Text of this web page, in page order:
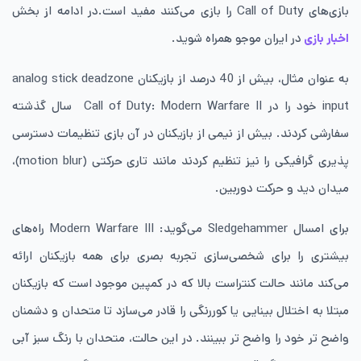
بازی‌های Call of Duty را بازی می‌کنند مفید است.در ادامه از بخش
اخبار بازی در ایران موجو همراه شوید.
به عنوان مثال، بیش از 40 درصد از بازیکنان analog stick deadzone
input خود را در Call of Duty: Modern Warfare II سال گذشته
سفارشی کردند. بیش از نیمی از بازیکنان در آن بازی تنظیمات دسترسی
پذیری گرافیکی را نیز تنظیم کردند مانند تاری حرکتی (motion blur)،
میدان دید و حرکت دوربین.
برای امسال Sledgehammer می‌گوید: Modern Warfare III راه‌های
بیشتری را برای شخصی‌سازی تجربه بصری برای همه بازیکنان ارائه
می‌کند مانند حالت کنتراست بالا که در کمپین موجود است که بازیکنان
مبتلا به اختلال بینایی یا کوررنگی را قادر می‌سازد تا متحدان و دشمنان
واضح تر خود را واضح تر ببینند. در این حالت، متحدان با رنگ سبز آبی